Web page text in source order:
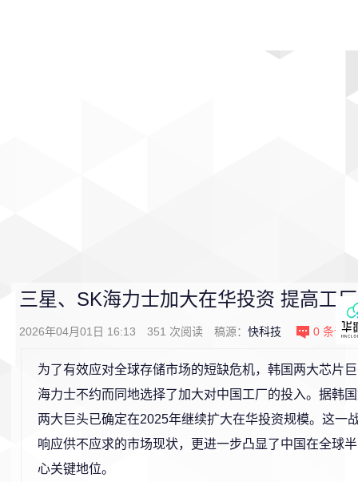
三星、SK海力士加大在华投资 提高工
2026年04月01日 16:13 351 次阅读 稿源： 快科技 0 条评论
为了有效应对全球存储市场的短缺危机，韩国两大芯片
海力士不约而同地选择了加大对中国工厂的投入。据韩
两大巨头已确定在2025年继续扩大在华投资规模。这一
响应供不应求的市场现状，更进一步凸显了中国在全球
心关键地位。